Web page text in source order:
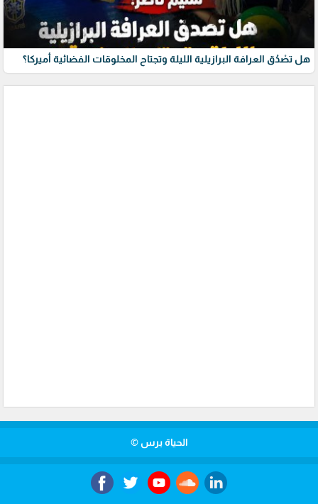
هل تصْدُق العرافة البرازيلية الليلة وتجتاح المخلوقات الفضائية أميركا؟
الحياة برس ©